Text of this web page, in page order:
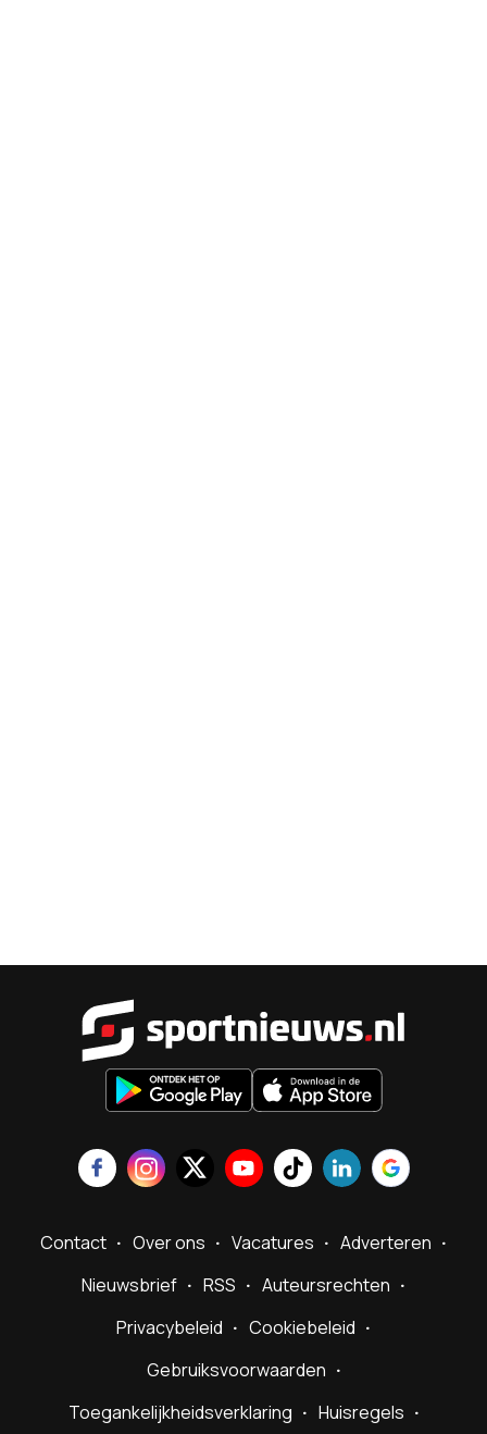
Contact Over ons Vacatures
Adverteren
Nieuwsbrief
RSS
Auteursrechten
Privacybeleid
Cookiebeleid
Gebruiksvoorwaarden
Toegankelijkheidsverklaring
Huisregels